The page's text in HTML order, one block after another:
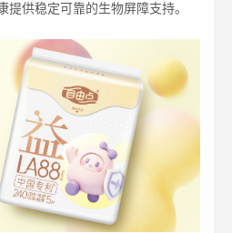
提供稳定可靠的生物屏障支持。